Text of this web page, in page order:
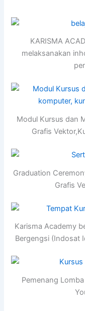
KARISMA
melaksanakan
Modul Kursus dan
Grafis
Graduation
Grafis
Karisma Academy
Bergengsi (Indosat
Pemenang